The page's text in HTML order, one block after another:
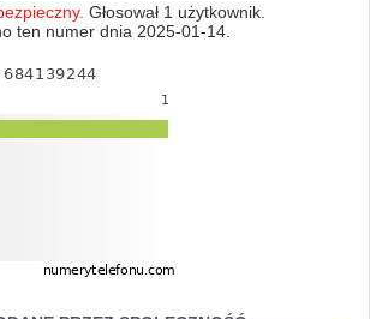
Głosował 1 użytkownik.
ten numer dnia 2025-01-14.